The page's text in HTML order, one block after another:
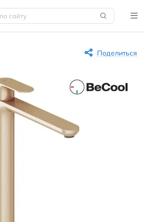
Поделиться